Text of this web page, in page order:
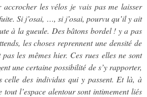
les vélos je vais pas me laisser
Si j’osai, …, si j’osai, pourvu qu’il y ait
à la gueule. Des bâtons bordel ! y a pas
les choses reprennent une densité de
les mêmes hier. Ces rues elles ne sont
une certaine possibilité de s’y rapporter,
celle des individus qui y passent. Et là, à
tout l’espace alentour sont intimement liés